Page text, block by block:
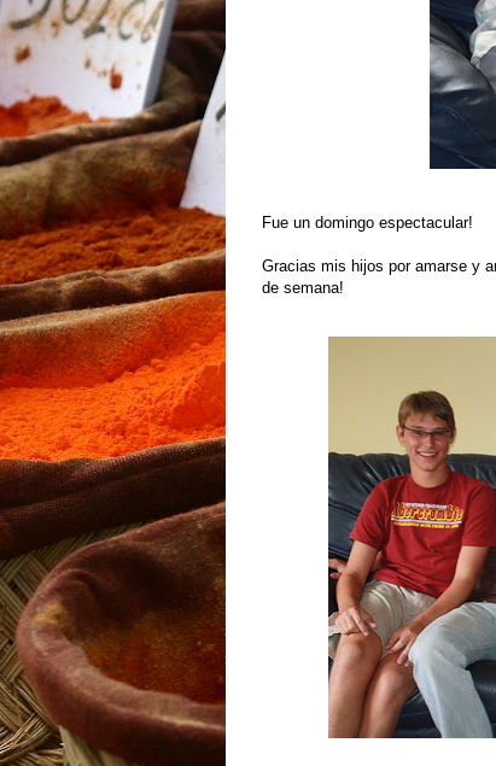
Fue un domingo espectacular!
Gracias mis hijos por amarse y
de semana!